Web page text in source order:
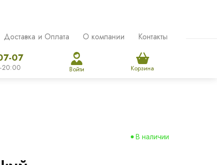
Доставка и Оплата О компании Контакты
07
20:00 Войти Корзина
В наличии